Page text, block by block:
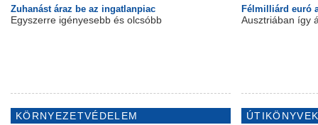
Zuhanást áraz be az ingatlanpiac
Egyszerre igényesebb és olcsóbb
KÖRNYEZETVÉDELEM
Félmilliárd euró
Ausztriában így